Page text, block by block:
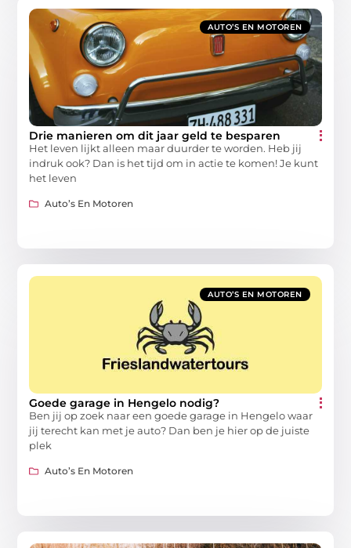
AUTO’S EN MOTOREN
Drie manieren om dit jaar geld te besparen
Het leven lijkt alleen maar duurder te worden. Heb jij
indruk ook? Dan is het tijd om in actie te komen! Je kunt
het leven
Auto’s En Motoren
AUTO’S EN MOTOREN
Goede garage in Hengelo nodig?
Ben jij op zoek naar een goede garage in Hengelo waar
jij terecht kan met je auto? Dan ben je hier op de juiste
plek
Auto’s En Motoren